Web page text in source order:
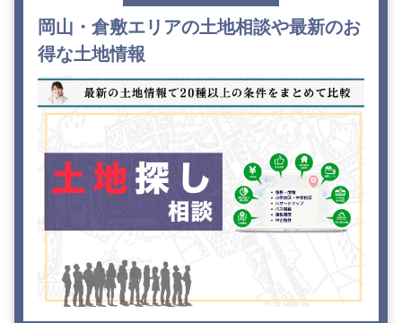
岡山・倉敷エリアの土地相談や最新のお
得な土地情報